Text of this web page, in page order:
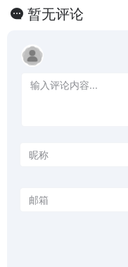
暂无评论